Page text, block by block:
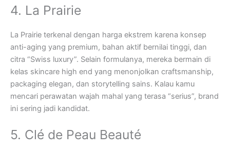
4. La Prairie
La Prairie terkenal dengan harga ekstrem karena konsep
anti-aging yang premium, bahan aktif bernilai tinggi, dan
citra “Swiss luxury”. Selain formulanya, mereka bermain di
kelas skincare high end yang menonjolkan craftsmanship,
packaging elegan, dan storytelling sains. Kalau kamu
mencari perawatan wajah mahal yang terasa “serius”, brand
ini sering jadi kandidat.
5. Clé de Peau Beauté